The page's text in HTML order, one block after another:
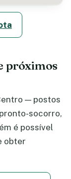
próximos
— postos
pronto-socorro,
é possível
obter